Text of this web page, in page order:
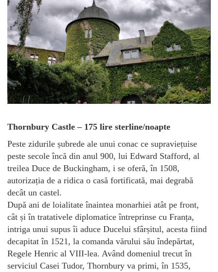
Thornbury Castle – 175 lire sterline/noapte
Peste zidurile șubrede ale unui conac ce supraviețuise
peste secole încă din anul 900, lui Edward Stafford, al
treilea Duce de Buckingham, i se oferă, în 1508,
autorizația de a ridica o casă fortificată, mai degrabă
decât un castel.
După ani de loialitate înaintea monarhiei atât pe front,
cât și în tratativele diplomatice întreprinse cu Franța,
intriga unui supus îi aduce Ducelui sfârșitul, acesta fiind
decapitat în 1521, la comanda vărului său îndepărtat,
Regele Henric al VIII-lea. Având domeniul trecut în
serviciul Casei Tudor, Thornbury va primi, în 1535,